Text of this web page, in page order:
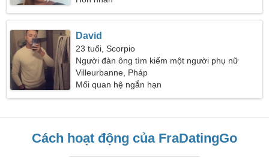
David
23 tuổi, Scorpio
Người đàn ông tìm kiếm một người phụ nữ
Villeurbanne, Pháp
Mối quan hệ ngắn hạn
Cách hoạt động của FraDatingGo